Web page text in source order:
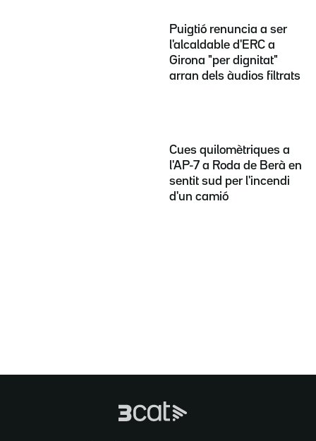
Puigtió renuncia a ser
l'alcaldable d'ERC a
Girona "per dignitat"
arran dels àudios filtrats
Cues quilomètriques a
l'AP-7 a Roda de Berà en
sentit sud per l'incendi
d'un camió